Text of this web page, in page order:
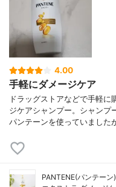
4.00
手軽にダメージケア
ドラッグストアなどで手軽
ジケアシャンプー。シャンプ
パンテーンを使っていました
PANTENE(パンテーン)